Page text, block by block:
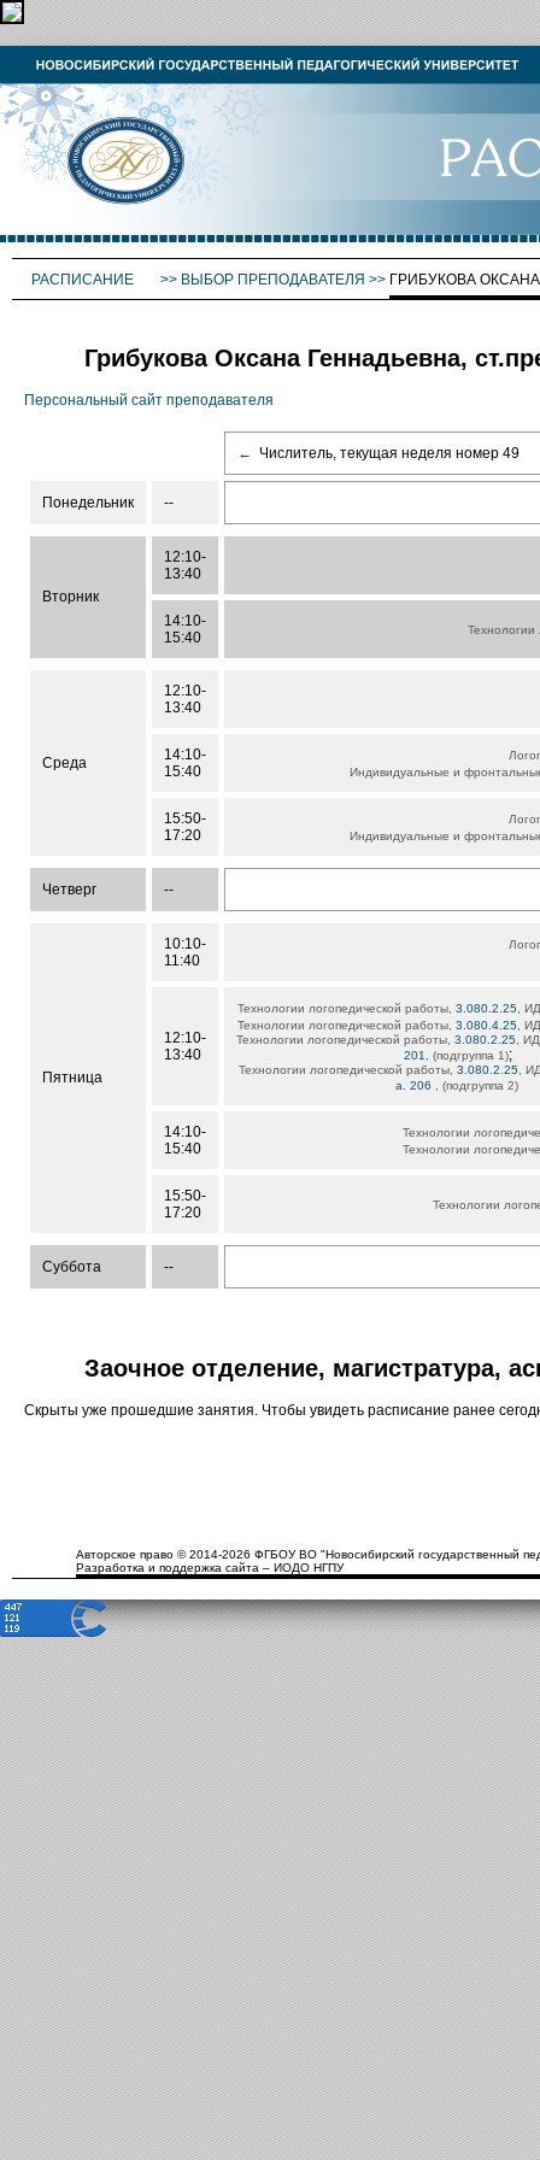
РАСПИСАНИЕ >> ВЫБОР ПРЕПОДАВАТЕЛЯ >> ГРИБУКОВА
Грибукова Оксана Геннадьевна,
Персональный сайт преподавателя
← Числитель, текущая неделя номер 49
Понедельник --
Вторник
12:10-
13:40
14:10-
15:40
Среда
12:10-
13:40
14:10-
15:40
Индивидуальные и
15:50-
17:20
Индивидуальные и
Четверг --
Пятница
10:10-
11:40
12:10-
13:40
Технологии логопедической работы, 3.080.2.25 ,
Технологии логопедической работы, 3.080.4.25 ,
Технологии логопедической работы, 3.080.2.25 ,
201
, (подгруппа 1);
Технологии логопедической работы,3.080.2.25 ,
а. 206
, (подгруппа 2)
14:10-
15:40
Технологии
Технологии
15:50-
17:20
Технологии
Суббота --
Заочное отделение, магистратура,
Скрыты уже прошедшие занятия. Чтобы увидеть расписание ранее
Авторское право © 2014-2026 ФГБОУ ВО "Новосибирский государственный
Разработка и поддержка сайта – ИОДО НГПУ